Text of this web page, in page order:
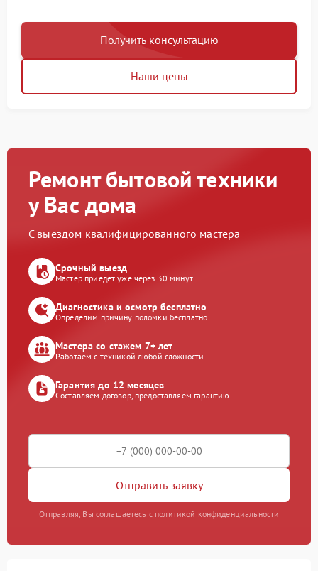
Получить консультацию
Наши цены
Ремонт бытовой техники
у Вас дома
С выездом квалифицированного мастера
Срочный выезд
Мастер приедет уже через 30 минут
Диагностика и осмотр бесплатно
Определим причину поломки бесплатно
Мастера со стажем 7+ лет
Работаем с техникой любой сложности
Гарантия до 12 месяцев
Составляем договор, предоставляем гарантию
Отправить заявку
Отправляя, Вы соглашаетесь с политикой конфиденциальности